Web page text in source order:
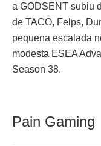
a GODSENT subiu
de TACO, Felps,
pequena escalada
modesta ESEA
Season 38.
Pain Gaming